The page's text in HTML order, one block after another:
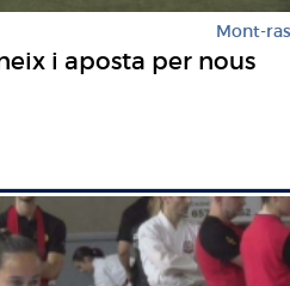
Mont-ras
i aposta per nous